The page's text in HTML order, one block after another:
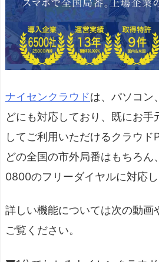
ナイセンクラウドは、パソコン
どにも対応しており、既にお手
してご利用いただけるクラウ
どの全国の市外局番はもちろん
0800のフリーダイヤルに対応し
詳しい機能については次の動画
ご覧ください。